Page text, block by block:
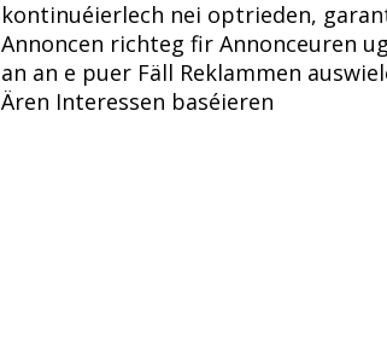
kontinuéierlech nei optrieden,
Annoncen richteg fir Annonceuren
an an e puer Fäll Reklammen
Ären Interessen baséieren